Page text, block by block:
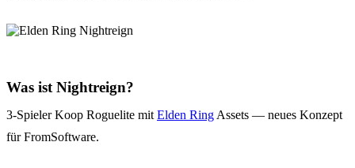
Was ist Nightreign?
3-Spieler Koop Roguelite mit Elden Ring Assets — neues Konzept
für FromSoftware.